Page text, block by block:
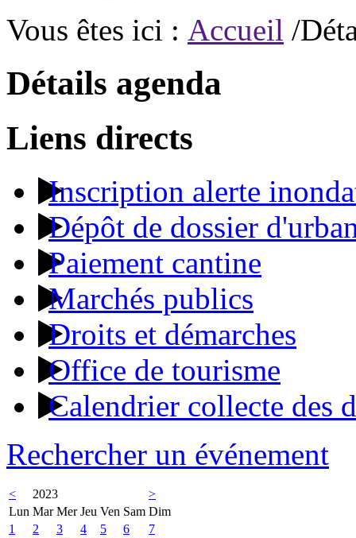
Vous êtes ici : Accueil /
Détails agenda
Liens directs
Inscription alerte
Dépôt de dossier
Paiement cantine
Marchés publics
Droits et démarches
Office de tourisme
Calendrier collecte des
Rechercher un événement
< 2023
>
Lun Mar Mer Jeu Ven Sam Dim
1
2 3 4 5 6
7